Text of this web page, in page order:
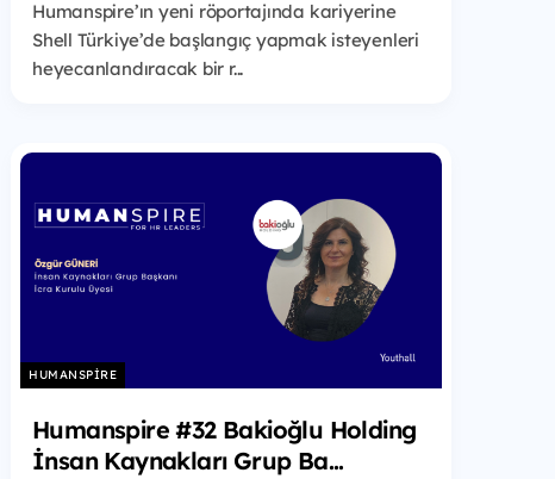
Humanspire’ın yeni röportajında kariyerine
Shell Türkiye’de başlangıç yapmak isteyenleri
heyecanlandıracak bir r...
HUMANSPIRE
Humanspire #32 Bakioğlu Holding
İnsan Kaynakları Grup Ba...